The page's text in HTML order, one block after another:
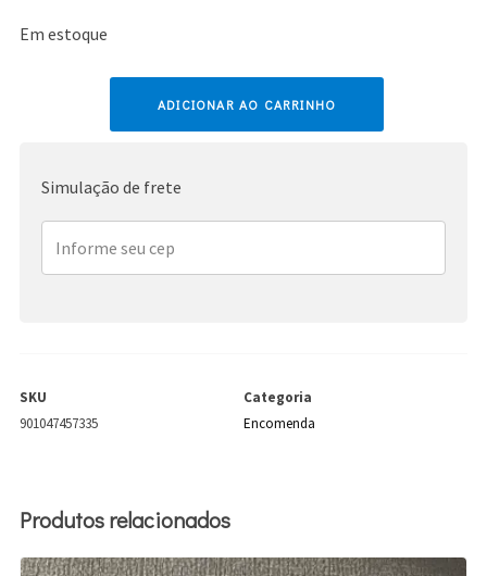
Em estoque
ADICIONAR AO CARRINHO
Simulação de frete
SKU
901047457335
Categoria
Encomenda
Produtos relacionados